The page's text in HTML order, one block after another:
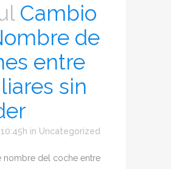
Cambio
de
entre
sin
in Uncategorized
nombre del coche entre